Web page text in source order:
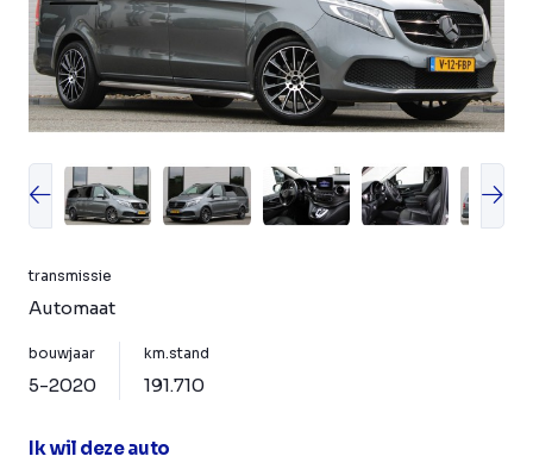
transmissie
Automaat
bouwjaar
5-2020
km.stand
191.710
Ik wil deze auto